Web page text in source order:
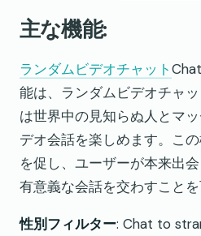
主な機能:
ランダムビデオチャット
能は、ランダムビデオチャ
は世界中の見知らぬ人とマ
デオ会話を楽しめます。こ
を促し、ユーザーが本来出
有意義な会話を交わすことを
性別フィルター: Chat to